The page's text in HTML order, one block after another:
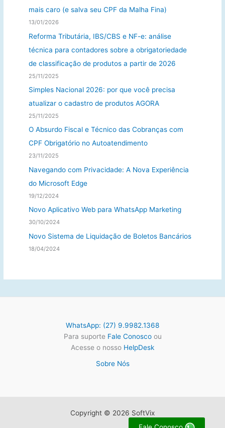
mais caro (e salva seu CPF da Malha Fina)
13/01/2026
Reforma Tributária, IBS/CBS e NF-e: análise
técnica para contadores sobre a obrigatoriedade
de classificação de produtos a partir de 2026
25/11/2025
Simples Nacional 2026: por que você precisa
atualizar o cadastro de produtos AGORA
25/11/2025
O Absurdo Fiscal e Técnico das Cobranças com
CPF Obrigatório no Autoatendimento
23/11/2025
Navegando com Privacidade: A Nova Experiência
do Microsoft Edge
19/12/2024
Novo Aplicativo Web para WhatsApp Marketing
30/10/2024
Novo Sistema de Liquidação de Boletos Bancários
18/04/2024
WhatsApp: (27) 9.9982.1368
Para suporte Fale Conoscoou
Acesse o nosso HelpDesk
Sobre Nós
Copyright © 2026 SoftVix